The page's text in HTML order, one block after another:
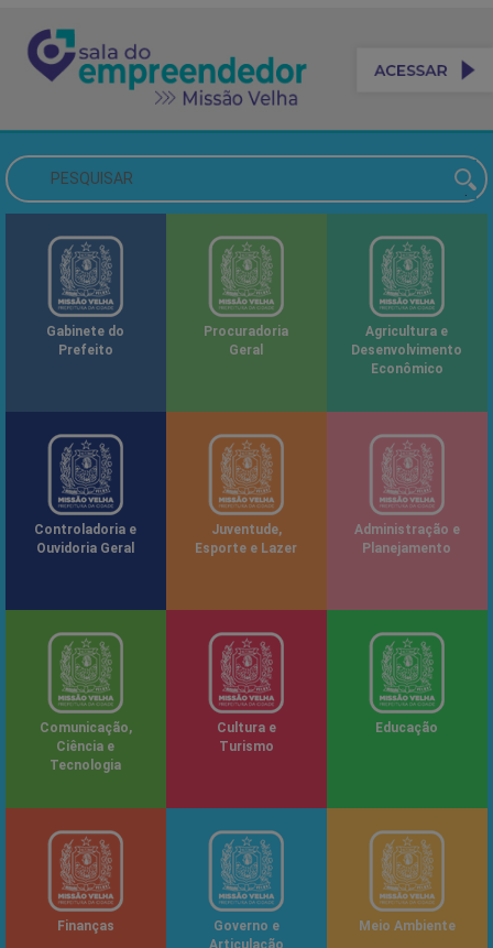
Gabinete do
Prefeito
Procuradoria
Geral
Agricultura e
Desenvolvimento
Econômico
Controladoria e
Ouvidoria Geral
Juventude,
Esporte e Lazer
Administração e
Planejamento
Comunicação,
Ciência e
Tecnologia
Cultura e
Turismo
Educação
Finanças
Governo e
Meio Ambiente